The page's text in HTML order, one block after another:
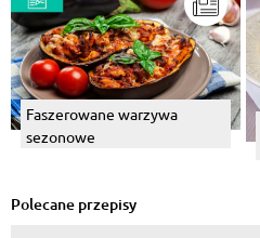
Faszerowane warzywa
sezonowe
Polecane przepisy